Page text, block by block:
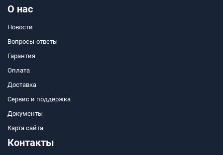
О нас
Новости
Вопросы-ответы
Гарантия
Оплата
Доставка
Сервис и поддержка
Документы
Карта сайта
Контакты